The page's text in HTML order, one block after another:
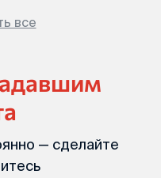
все
— сделайте